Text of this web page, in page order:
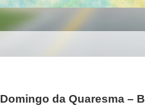
Domingo da Quaresma – B